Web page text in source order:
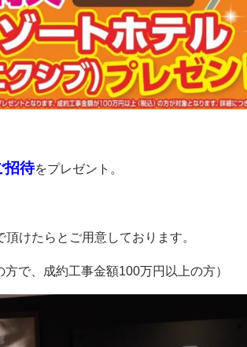
招待をプレゼント。
けたらとご用意しております。
で、成約工事金額100万円以上の方）